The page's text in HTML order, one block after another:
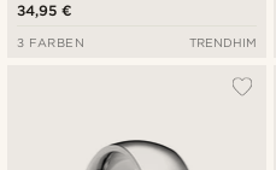
34,95 €
3 FARBEN TRENDHIM